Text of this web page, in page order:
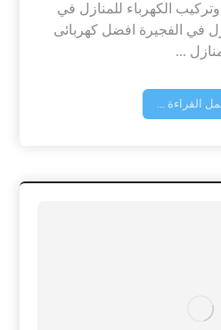
الكهرباء للمنازل في
في الفجيرة افضل كهربائى
...
القراءة ...